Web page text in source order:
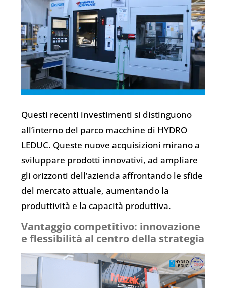
Questi recenti investimenti si distinguono
all’interno del parco macchine di HYDRO
LEDUC. Queste nuove acquisizioni mirano a
sviluppare prodotti innovativi, ad ampliare
gli orizzonti dell’azienda affrontando le sfide
del mercato attuale, aumentando la
produttività e la capacità produttiva.
Vantaggio competitivo: innovazione
e flessibilità al centro della strategia